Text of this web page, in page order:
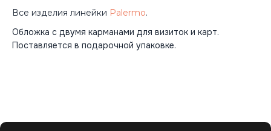
Все изделия линейки Palermo.
Обложка с двумя карманами для визиток и карт.
Поставляется в подарочной упаковке.